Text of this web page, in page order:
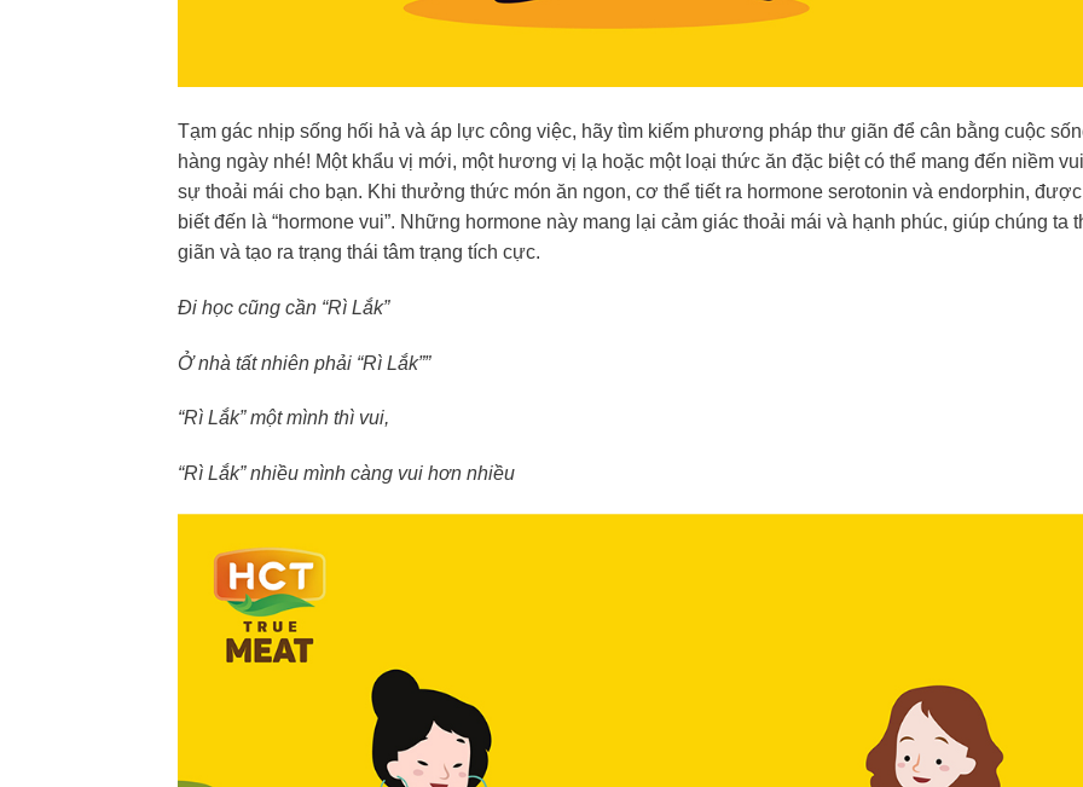
Tạm gác nhịp sống hối hả và áp lực công việc, hãy tìm kiếm phương pháp thư giãn để cân bằng cuộc
hàng ngày nhé! Một khẩu vị mới, một hương vị lạ hoặc một loại thức ăn đặc biệt có thể mang đến niềm
sự thoải mái cho bạn. Khi thưởng thức món ăn ngon, cơ thể tiết ra hormone serotonin và endorphin, được
biết đến là “hormone vui”. Những hormone này mang lại cảm giác thoải mái và hạnh phúc, giúp chúng ta
giãn và tạo ra trạng thái tâm trạng tích cực.
Đi học cũng cần “Rì Lắk”
Ở nhà tất nhiên phải “Rì Lắk””
“Rì Lắk” một mình thì vui,
“Rì Lắk” nhiều mình càng vui hơn nhiều